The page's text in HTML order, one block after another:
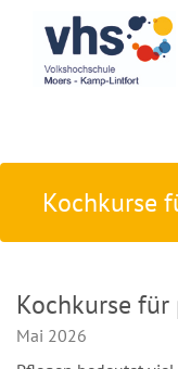
Kochkurse
Kochkurse
Mai 2026